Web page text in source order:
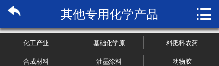
 首页
关于博纳
其他专用化学产品 
化工产业 基础化学原 料肥料农药
合成材料 油墨涂料 动物胶